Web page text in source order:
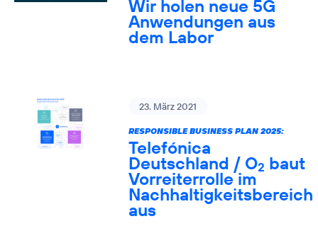
Wir holen neue 5G
Anwendungen aus
dem Labor
23. März 2021
RESPONSIBLE BUSINESS PLAN 2025:
Telefónica
Deutschland / O2 baut
Vorreiterrolle im
Nachhaltigkeitsbereich
aus